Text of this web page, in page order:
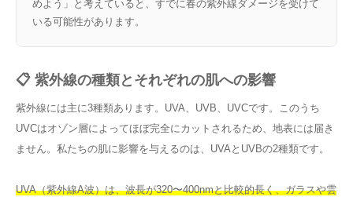
めよう」と考えていると、すでに春の紫外線ダメージを受けて
いる可能性があります。
📋 紫外線の種類とそれぞれの肌への影響
紫外線には主に3種類あります。UVA、UVB、UVCです。このうち
UVCはオゾン層によってほぼ完全にカットされるため、地表には届き
ません。私たちの肌に影響を与えるのは、UVAとUVBの2種類です。
UVA（紫外線A波）は、波長が320〜400nmと比較的長く、ガラスや雲